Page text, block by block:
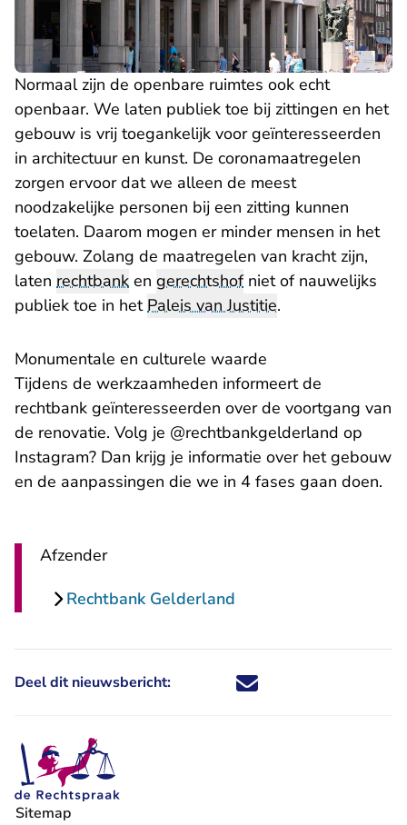
Normaal zijn de openbare ruimtes ook echt
openbaar. We laten publiek toe bij zittingen en het
gebouw is vrij toegankelijk voor geïnteresseerden
in architectuur en kunst. De coronamaatregelen
zorgen ervoor dat we alleen de meest
noodzakelijke personen bij een zitting kunnen
toelaten. Daarom mogen er minder mensen in het
gebouw. Zolang de maatregelen van kracht zijn,
laten rechtbank en gerechtshofniet of nauwelijks
publiek toe in hetPaleis van Justitie.
Monumentale en culturele waarde
Tijdens de werkzaamheden informeert de
rechtbank geïnteresseerden over de voortgang van
de renovatie. Volg je @rechtbankgelderland op
Instagram- U verlaat Rechtspraak.nl
? Dan krijg je informatie over het gebouw
en de aanpassingen die we in 4 fases gaan doen.
Afzender
Rechtbank Gelderland
Deel dit nieuwsbericht: Deel dit nieuwsbericht via X -
Deel dit nieuwsbericht via
Deel dit nieuwsbericht
Deel dit
Sitemap